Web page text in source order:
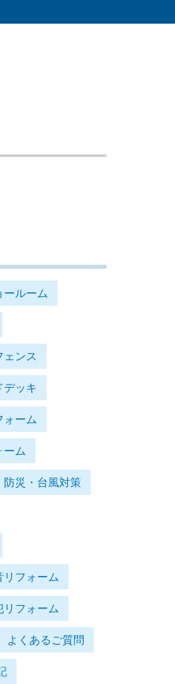
ールーム
ェンス
デッキ
ォーム
ーム
防災・台風対策
リフォーム
リフォーム
よくあるご質問